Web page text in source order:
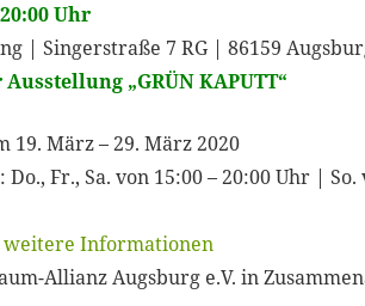
Uhr
| Singerstraße 7 RG | 86159
„GRÜN KAPUTT“
19. März – 29. März 2020
Fr., Sa. von 15:00 – 20:00 Uhr |
Informationen
Allianz Augsburg e.V. in